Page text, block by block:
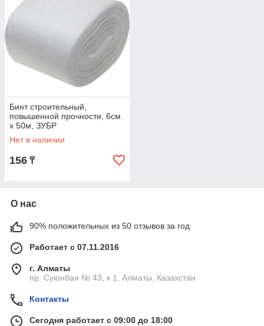
Бинт строительный,
повышенной прочности, 6см
х 50м, ЗУБР
Нет в наличии
156 ₸
О нас
90% положительных из 50 отзывов за год
Работает с 07.11.2016
г. Алматы
пр. Суюнбая № 43, к 1, Алматы, Казахстан
Контакты
Сегодня работает с 09:00 до 18:00